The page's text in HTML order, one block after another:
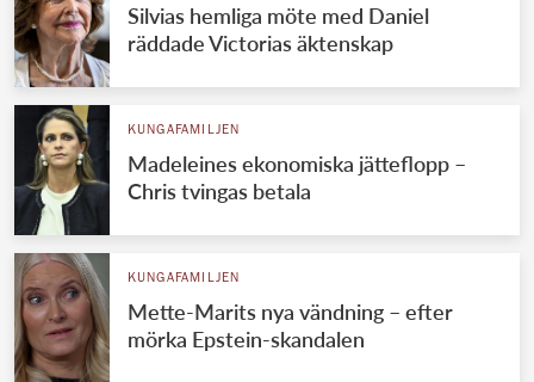
Silvias hemliga möte med Daniel
räddade Victorias äktenskap
KUNGAFAMILJEN
Madeleines ekonomiska jätteflopp –
Chris tvingas betala
KUNGAFAMILJEN
Mette-Marits nya vändning – efter
mörka Epstein-skandalen